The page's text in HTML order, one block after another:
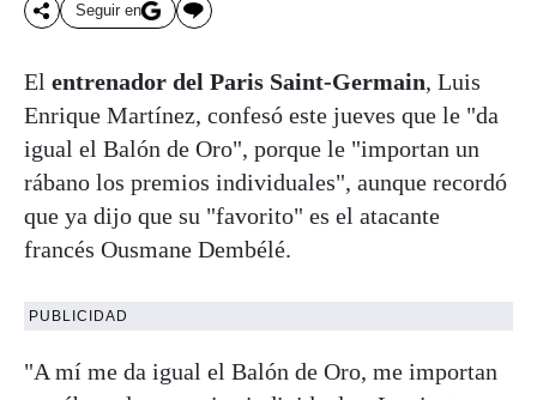
Seguir en
El entrenador del Paris Saint-Germain, Luis
Enrique Martínez, confesó este jueves que le "da
igual el Balón de Oro", porque le "importan un
rábano los premios individuales", aunque recordó
que ya dijo que su "favorito" es el atacante
francés Ousmane Dembélé.
PUBLICIDAD
"A mí me da igual el Balón de Oro, me importan